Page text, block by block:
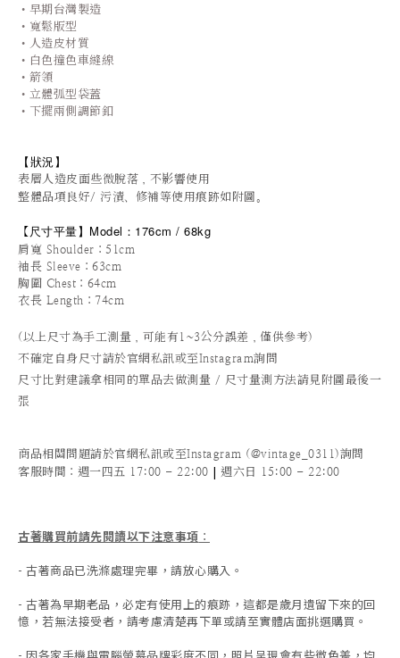
•早期台灣製造
•寬鬆版型
•人造皮材質
•白色撞色車縫線
•箭領
•立體弧型袋蓋
•下擺兩側調節釦
【狀況】
表層人造皮面些微脫落 ，不影響使用
整體品項良好/ 污漬、修補等使用痕跡如附圖。
【 尺寸平量】 Model：176cm / 68kg
肩寬 Shoulder：51cm
袖長 Sleeve：63cm
胸圍 Chest：64cm
衣長 Length：74cm
(以上尺寸為手工測量，可能有1~3公分誤差，僅供參考)
不確定自身尺寸請於官網私訊或至Instagram詢問
尺寸比對建議拿相同的單品去做測量 / 尺寸量測方法請見附圖最後一
張
商品相關問題請於官網私訊或至Instagram (@vintage_0311)詢問
客服時間 ：週一四五 17:00 - 22:00 | 週六日 15:00 - 22:00
古著購買前請先閱讀以下注意事項 ：
- 古著商品已洗滌處理完畢，請放心購入。
- 古著為早期老品，必定有使用上的痕跡，這都是歲月遺留下來的回
憶，若無法接受者，請考慮清楚再下單或請至實體店面挑選購買。